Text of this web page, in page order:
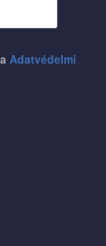
Adatvédelmi